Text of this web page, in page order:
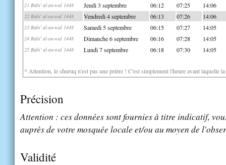
21 Rabi' al-awwal 1448 Jeudi 3 septembre 06:12 07:25 14:06
22 Rabi' al-awwal 1448 Vendredi 4 septembre 06:13 07:26 14:06
23 Rabi' al-awwal 1448 Samedi 5 septembre 06:15 07:27 14:05
24 Rabi' al-awwal 1448 Dimanche 6 septembre 06:16 07:28 14:05
25 Rabi' al-awwal 1448 Lundi 7 septembre 06:18 07:30 14:05
* Attention, le shuruq n'est pas une prière ! C'est simplement l'heure avant laquelle
Précision
Attention : ces données sont fournies à titre indicatif,
auprès de votre mosquée locale et/ou au moyen de
Validité